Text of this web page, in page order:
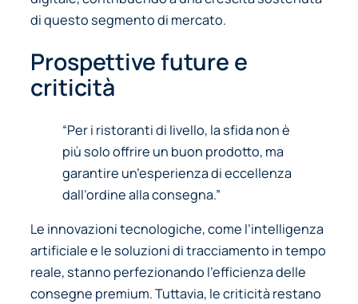
di questo segmento di mercato.
Prospettive future e
criticità
“Per i ristoranti di livello, la sfida non è
più solo offrire un buon prodotto, ma
garantire un’esperienza di eccellenza
dall’ordine alla consegna.”
Le innovazioni tecnologiche, come l’intelligenza
artificiale e le soluzioni di tracciamento in tempo
reale, stanno perfezionando l’efficienza delle
consegne premium. Tuttavia, le criticità restano